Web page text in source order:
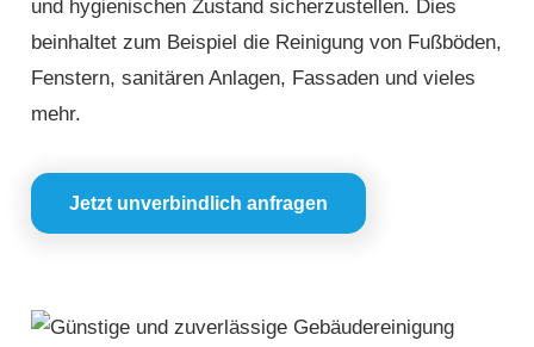
und hygienischen Zustand sicherzustellen. Dies
beinhaltet zum Beispiel die Reinigung von Fußböden,
Fenstern, sanitären Anlagen, Fassaden und vieles
mehr.
Jetzt unverbindlich anfragen